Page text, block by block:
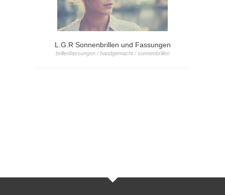
L.G.R Sonnenbrillen und Fassungen
brillenfassungen / handgemacht / sonnenbrillen